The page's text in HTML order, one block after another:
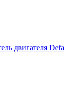
двигателя Defa